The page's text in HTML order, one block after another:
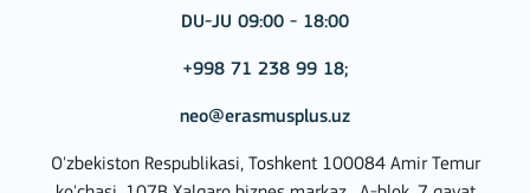
DU-JU 09:00 - 18:00
+998 71 238 99 18;
neo@erasmusplus.uz
O'zbekiston Respublikasi, Toshkent 100084 Amir Temur